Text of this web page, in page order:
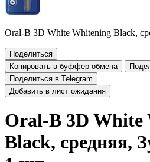
Oral-B 3D White Whitening Black,
Поделиться
Копировать в буффер обмена
Поделиться в Telegram
Добавить в лист ожидания
Oral-B 3D White
Black, средняя,